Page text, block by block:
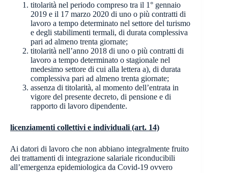
titolarità nel periodo compreso tra il 1° gennaio
2019 e il 17 marzo 2020 di uno o più contratti di
lavoro a tempo determinato nel settore del turismo
e degli stabilimenti termali, di durata complessiva
pari ad almeno trenta giornate;
titolarità nell’anno 2018 di uno o più contratti di
lavoro a tempo determinato o stagionale nel
medesimo settore di cui alla lettera a), di durata
complessiva pari ad almeno trenta giornate;
assenza di titolarità, al momento dell’entrata in
vigore del presente decreto, di pensione e di
rapporto di lavoro dipendente.
licenziamenti collettivi e individuali (art. 14)
Ai datori di lavoro che non abbiano integralmente fruito
dei trattamenti di integrazione salariale riconducibili
all’emergenza epidemiologica da Covid-19 ovvero